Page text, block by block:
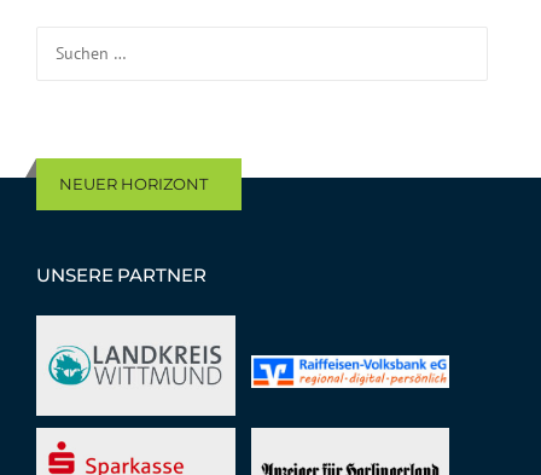
NEUER HORIZONT
UNSERE PARTNER